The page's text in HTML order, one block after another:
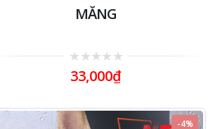
MĂNG
out
33,000₫
-4%